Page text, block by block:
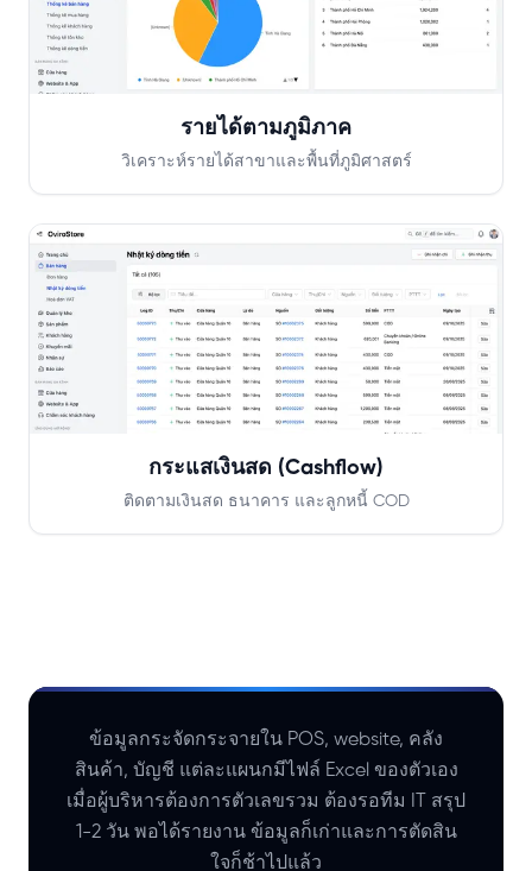
รายได้ตามภูมิภาค
วิเคราะห์รายได้สาขาและพื้นที่ภูมิศาสตร์
กระแสเงินสด (Cashflow)
ติดตามเงินสด ธนาคาร และลูกหนี้ COD
ข้อมูลกระจัดกระจายใน POS, website, คลัง
สินค้า, บัญชี แต่ละแผนกมีไฟล์ Excel ของตัวเอง
เมื่อผู้บริหารต้องการตัวเลขรวม ต้องรอทีม IT สรุป
1-2 วัน พอได้รายงาน ข้อมูลก็เก่าและการตัดสิน
ใจก็ช้าไปแล้ว